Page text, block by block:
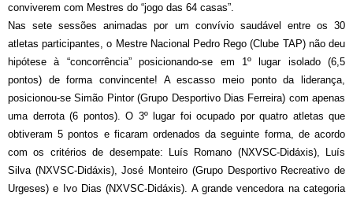
conviverem com Mestres do “jogo das 64 casas”.
Nas sete sessões animadas por um convívio saudável entre os 30
atletas participantes, o Mestre Nacional Pedro Rego (Clube TAP) não deu
hipótese à “concorrência” posicionando-se em 1º lugar isolado (6,5
pontos) de forma convincente! A escasso meio ponto da liderança,
posicionou-se Simão Pintor (Grupo Desportivo Dias Ferreira) com apenas
uma derrota (6 pontos). O 3º lugar foi ocupado por quatro atletas que
obtiveram 5 pontos e ficaram ordenados da seguinte forma, de acordo
com os critérios de desempate: Luís Romano (NXVSC-Didáxis), Luís
Silva (NXVSC-Didáxis), José Monteiro (Grupo Desportivo Recreativo de
Urgeses) e Ivo Dias (NXVSC-Didáxis). A grande vencedora na categoria